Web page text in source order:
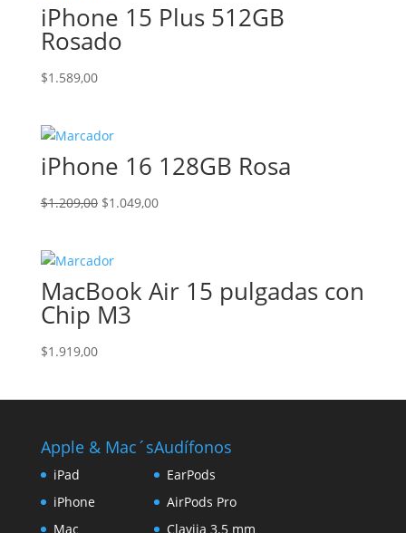
iPhone 15 Plus 512GB
Rosado
$1.589,00
iPhone 16 128GB Rosa
$1.209,00 El
era:
$1.209,00.
$1.049,00El
$1.049,00.
MacBook Air 15 pulgadas con
Chip M3
$1.919,00
Apple & Mac´s
iPad
iPhone
Mac
Audífonos
EarPods
AirPods Pro
Clavija 3.5 mm